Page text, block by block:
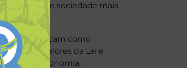
de sociedade mais
jovens cresçam como
com os valores da Lei e
como autonomia,